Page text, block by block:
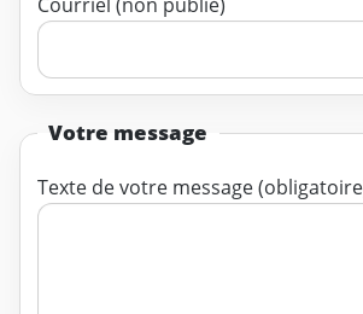
Votre message
Texte de votre message